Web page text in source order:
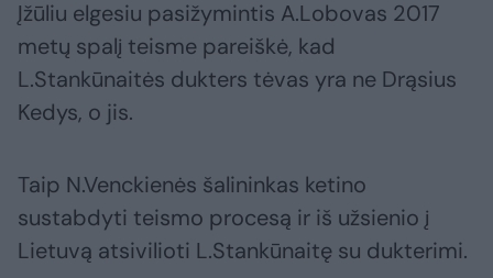
Įžūliu elgesiu pasižymintis A.Lobovas 2017
metų spalį teisme pareiškė, kad
L.Stankūnaitės dukters tėvas yra ne Drąsius
Kedys, o jis.
Taip N.Venckienės šalininkas ketino
sustabdyti teismo procesą ir iš užsienio į
Lietuvą atsivilioti L.Stankūnaitę su dukterimi.